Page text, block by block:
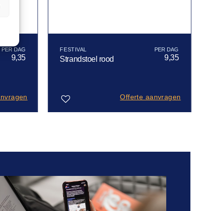
9,35
FESTIVAL
Strandstoel rood 9,35
Offerte aanvragen